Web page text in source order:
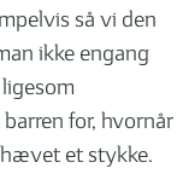
så vi den
ikke engang
for, hvornår
et stykke.